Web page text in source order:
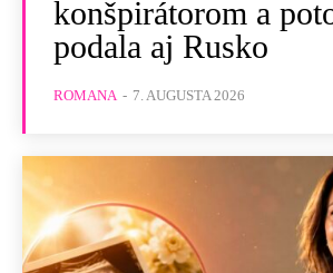
konšpirátorom a
podala aj Rusko
ROMANA - 7. AUGUSTA 2026